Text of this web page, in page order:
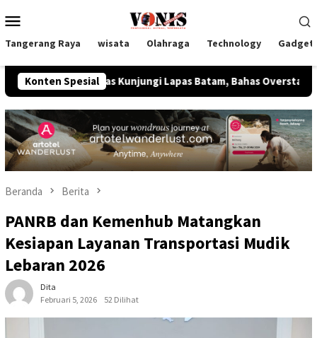
ke
Mobile
Tangerang Raya wisata Olahraga Technology
Konten Spesial
Imipas Kunjungi Lapas Batam, Bahas Overstaying dan KUHP
Beranda Berita
PANRB dan Kemenhub Matangkan
Kesiapan Layanan Transportasi Mudik
Lebaran 2026
Dita
Februari 5, 2026
52 Dilihat